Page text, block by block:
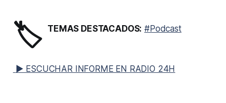
🏷️ TEMAS DESTACADOS: #Podcast
▶ ESCUCHAR INFORME EN RADIO 24H